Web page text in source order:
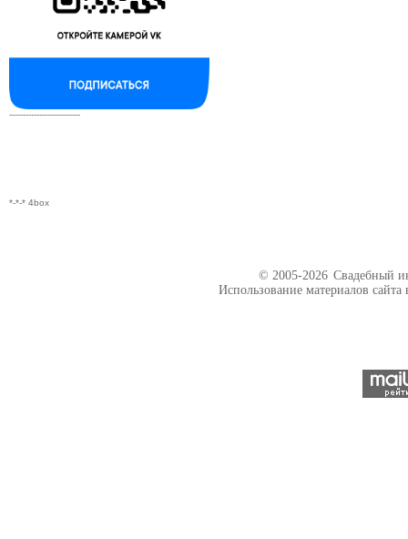
--------------------------
*-*-* 4box
© 2005-2026 Свадебный
Использование материалов